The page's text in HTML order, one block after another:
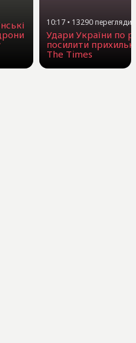
10:17 • 13290перегляди
Удари України по
посилити
The Times